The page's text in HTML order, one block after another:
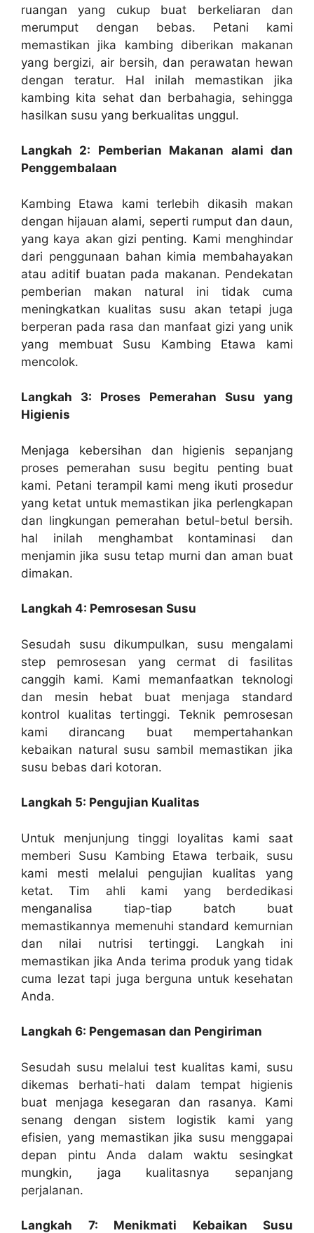
ruangan yang cukup buat berkeliaran dan
merumput dengan bebas. Petani kami
memastikan jika kambing diberikan makanan
yang bergizi, air bersih, dan perawatan hewan
dengan teratur. Hal inilah memastikan jika
kambing kita sehat dan berbahagia, sehingga
hasilkan susu yang berkualitas unggul.
Langkah 2: Pemberian Makanan alami dan
Penggembalaan
Kambing Etawa kami terlebih dikasih makan
dengan hijauan alami, seperti rumput dan daun,
yang kaya akan gizi penting. Kami menghindar
dari penggunaan bahan kimia membahayakan
atau aditif buatan pada makanan. Pendekatan
pemberian makan natural ini tidak cuma
meningkatkan kualitas susu akan tetapi juga
berperan pada rasa dan manfaat gizi yang unik
yang membuat Susu Kambing Etawa kami
mencolok.
Langkah 3: Proses Pemerahan Susu yang
Higienis
Menjaga kebersihan dan higienis sepanjang
proses pemerahan susu begitu penting buat
kami. Petani terampil kami meng ikuti prosedur
yang ketat untuk memastikan jika perlengkapan
dan lingkungan pemerahan betul-betul bersih.
hal inilah menghambat kontaminasi dan
menjamin jika susu tetap murni dan aman buat
dimakan.
Langkah 4: Pemrosesan Susu
Sesudah susu dikumpulkan, susu mengalami
step pemrosesan yang cermat di fasilitas
canggih kami. Kami memanfaatkan teknologi
dan mesin hebat buat menjaga standard
kontrol kualitas tertinggi. Teknik pemrosesan
kami dirancang buat mempertahankan
kebaikan natural susu sambil memastikan jika
susu bebas dari kotoran.
Langkah 5: Pengujian Kualitas
Untuk menjunjung tinggi loyalitas kami saat
memberi Susu Kambing Etawa terbaik, susu
kami mesti melalui pengujian kualitas yang
ketat. Tim ahli kami yang berdedikasi
menganalisa tiap-tiap batch buat
memastikannya memenuhi standard kemurnian
dan nilai nutrisi tertinggi. Langkah ini
memastikan jika Anda terima produk yang tidak
cuma lezat tapi juga berguna untuk kesehatan
Anda.
Langkah 6: Pengemasan dan Pengiriman
Sesudah susu melalui test kualitas kami, susu
dikemas berhati-hati dalam tempat higienis
buat menjaga kesegaran dan rasanya. Kami
senang dengan sistem logistik kami yang
efisien, yang memastikan jika susu menggapai
depan pintu Anda dalam waktu sesingkat
mungkin, jaga kualitasnya sepanjang
perjalanan.
Langkah 7: Menikmati Kebaikan Susu